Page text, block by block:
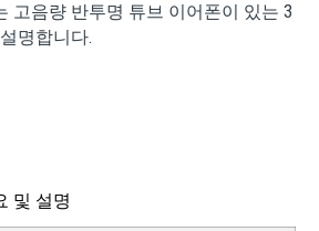
고음량 반투명 튜브 이어폰이 있는 3
명합니다.
및 설명